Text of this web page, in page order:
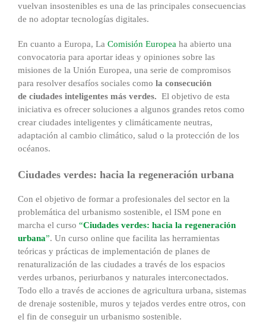
vuelvan insostenibles es una de las principales consecuencias
de no adoptar tecnologías digitales.
En cuanto a Europa, La Comisión Europea ha abierto una
convocatoria para aportar ideas y opiniones sobre las
misiones de la Unión Europea, una serie de compromisos
para resolver desafíos sociales como la consecución
de ciudades inteligentes más verdes. El objetivo de esta
iniciativa es ofrecer soluciones a algunos grandes retos como
crear ciudades inteligentes y climáticamente neutras,
adaptación al cambio climático, salud o la protección de los
océanos.
Ciudades verdes: hacia la regeneración urbana
Con el objetivo de formar a profesionales del sector en la
problemática del urbanismo sostenible, el ISM pone en
marcha el curso “Ciudades verdes: hacia la regeneración
urbana”. Un curso online que facilita las herramientas
teóricas y prácticas de implementación de planes de
renaturalización de las ciudades a través de los espacios
verdes urbanos, periurbanos y naturales interconectados.
Todo ello a través de acciones de agricultura urbana, sistemas
de drenaje sostenible, muros y tejados verdes entre otros, con
el fin de conseguir un urbanismo sostenible.